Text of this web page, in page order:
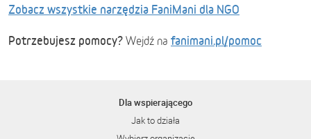
Zobacz wszystkie narzędzia FaniMani dla NGO
Potrzebujesz pomocy? Wejdź na fanimani.pl/pomoc
Dla wspierającego
Jak to działa